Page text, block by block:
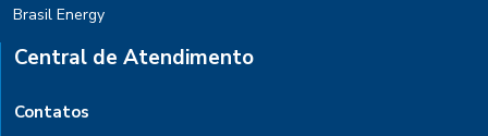
Brasil Energy
Central de Atendimento
Contatos